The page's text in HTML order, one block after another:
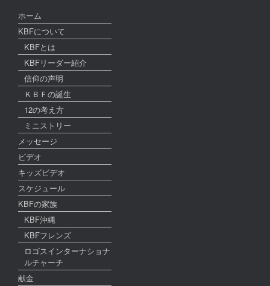
ホーム
KBFについて
KBFとは
KBFリーダー紹介
信仰の声明
ＫＢＦの誕生
12の考え方
ミニストリー
メッセージ
ビデオ
キッズビデオ
スケジュール
KBFの家族
KBF沖縄
KBFフレンズ
ロゴスインターナショナ
ルチャーチ
献金